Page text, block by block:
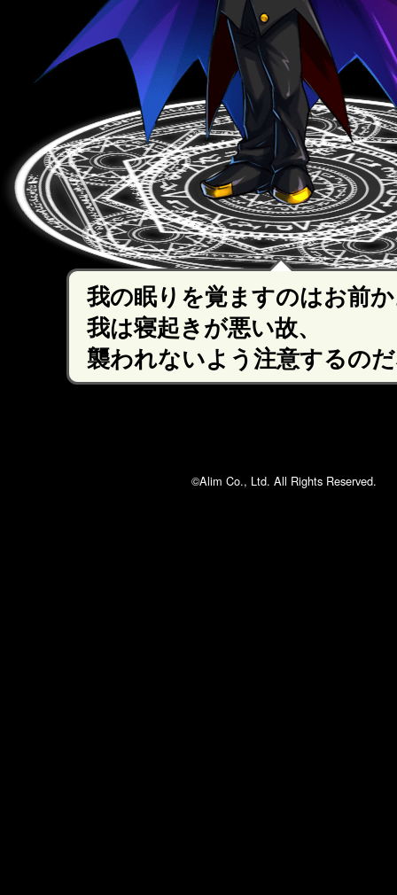
我の眠りを覚ますのはお前
我は寝起きが悪い故、
襲われないよう注意するの
©Alim Co., Ltd. All Rights Reserved.